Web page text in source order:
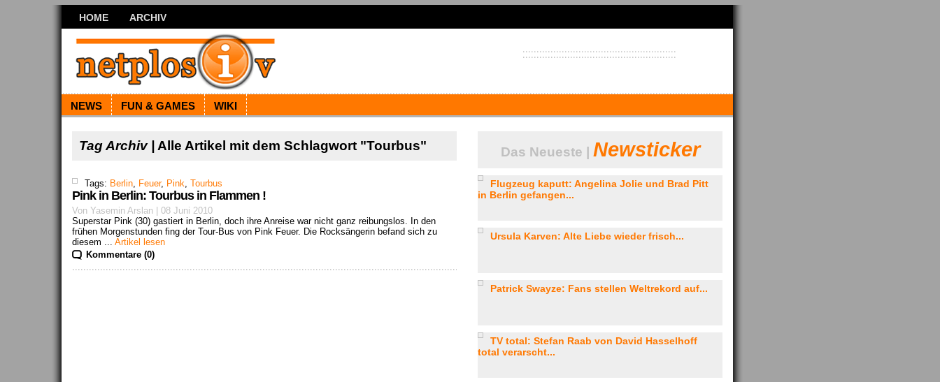
HOME ARCHIV
NEWS FUN & GAMES WIKI
Tag Archiv | Alle Artikel mit dem Schlagwort "Tourbus"
Tags: Berlin, Feuer, Pink, Tourbus
Pink in Berlin: Tourbus in Flammen !
Von Yasemin Arslan | 08 Juni 2010
Superstar Pink (30) gastiert in Berlin, doch ihre Anreise war nicht ganz reibungslos. In den
frühen Morgenstunden fing der Tour-Bus von Pink Feuer. Die Rocksängerin befand sich zu
diesem ... Artikel lesen
Kommentare (0)
Das Neueste | Newsticker
Flugzeug kaputt: Angelina Jolie und Brad Pitt
in Berlin gefangen...
Ursula Karven: Alte Liebe wieder frisch...
Patrick Swayze: Fans stellen Weltrekord auf...
TV total: Stefan Raab von David Hasselhoff
total verarscht...